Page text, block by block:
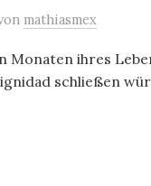
mathiasmex
Monaten ihres
schließen